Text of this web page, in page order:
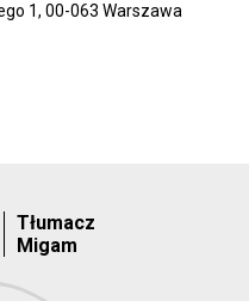
1, 00-063 Warszawa
Tłumacz
Migam